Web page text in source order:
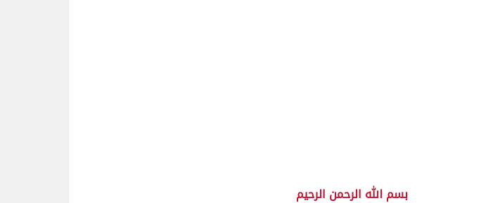
بسم الله الرحمن الرحيم